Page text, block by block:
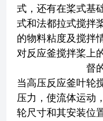
式，还有在桨式基
式和法都拉式搅拌
的物料粘度及搅拌
对反应釜搅拌桨上
督
当高压反应釜叶轮
压力，使流体运动
轮尺寸和其安装位